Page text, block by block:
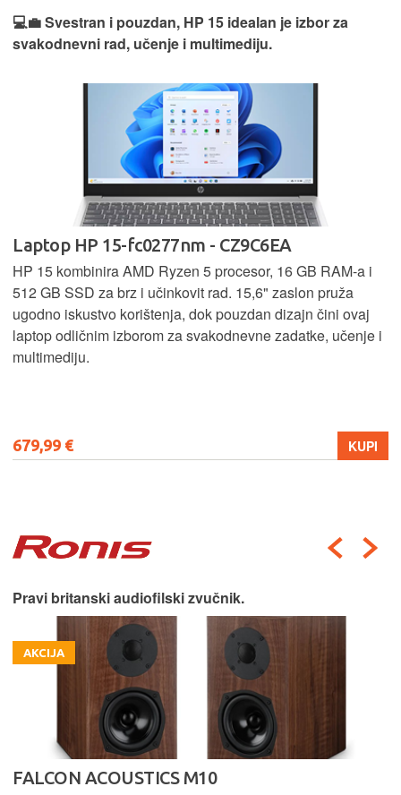
💻💼 Svestran i pouzdan, HP 15 idealan je izbor za
svakodnevni rad, učenje i multimediju.
Laptop HP 15-fc0277nm - CZ9C6EA
HP 15 kombinira AMD Ryzen 5 procesor, 16 GB RAM-a i
512 GB SSD za brz i učinkovit rad. 15,6" zaslon pruža
ugodno iskustvo korištenja, dok pouzdan dizajn čini ovaj
laptop odličnim izborom za svakodnevne zadatke, učenje i
multimediju.
679,99 € KUPI
Pravi britanski audiofilski zvučnik.
AKCIJA
FALCON ACOUSTICS M10